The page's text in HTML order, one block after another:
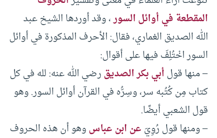
المقطعة في أوائل السور، وقد أوردها الشيخ عبد
الله الصديق الغماري، فقال: الأحرف المذكورة في أوائل
السور اخْتُلِفَ فيها على أقوال:
– منها قولأبي بكر الصديقرضي الله عنه: لله في كل
كتاب مِن كُتُبه سر، وسِرُّه في القرآن أوائل السور. وهو
قول الشعبي أيضًا.
– ومنها قول رُوِيَعن ابن عباسوهو أن هذه الحروف